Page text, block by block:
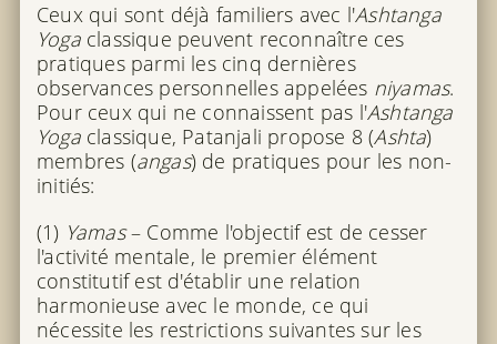
Ceux qui sont déjà familiers avec l'Ashtanga
Yogaclassique peuvent reconnaître ces
pratiques parmi les cinq dernières
observances personnelles appelées niyamas.
Pour ceux qui ne connaissent pas l'Ashtanga
Yogaclassique, Patanjali propose 8 (Ashta)
membres (angas) de pratiques pour les non-
initiés:
(1) Yamas– Comme l'objectif est de cesser
l'activité mentale, le premier élément
constitutif est d'établir une relation
harmonieuse avec le monde, ce qui
nécessite les restrictions suivantes sur les